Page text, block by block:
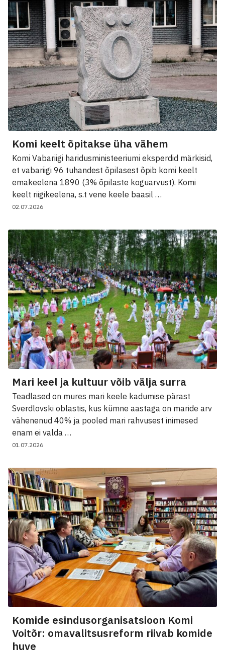
Komi keelt õpitakse üha vähem
Komi Vabariigi haridusministeeriumi eksperdid märkisid,
et vabariigi 96 tuhandest õpilasest õpib komi keelt
emakeelena 1890 (3% õpilaste koguarvust). Komi
keelt riigikeelena, s.t vene keele baasil …
02.07.2026
Mari keel ja kultuur võib välja surra
Teadlased on mures mari keele kadumise pärast
Sverdlovski oblastis, kus kümne aastaga on maride arv
vähenenud 40% ja pooled mari rahvusest inimesed
enam ei valda …
01.07.2026
Komide esindusorganisatsioon Komi
Voitõr: omavalitsusreform riivab komide
huve